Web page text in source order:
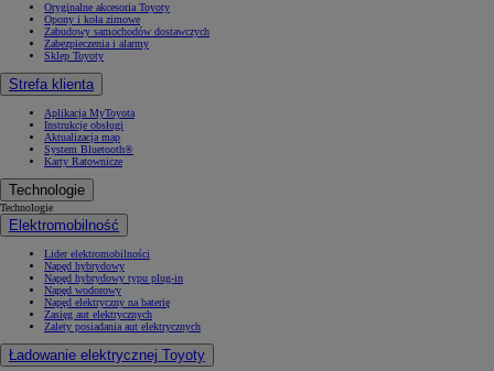
Oryginalne akcesoria Toyoty
Opony i koła zimowe
Zabudowy samochodów dostawczych
Zabezpieczenia i alarmy
Sklep Toyoty
Strefa klienta
Aplikacja MyToyota
Instrukcje obsługi
Aktualizacja map
System Bluetooth®
Karty Ratownicze
Technologie
Technologie
Elektromobilność
Lider elektromobilności
Napęd hybrydowy
Napęd hybrydowy typu plug-in
Napęd wodorowy
Napęd elektryczny na baterię
Zasięg aut elektrycznych
Zalety posiadania aut elektrycznych
Ładowanie elektrycznej Toyoty